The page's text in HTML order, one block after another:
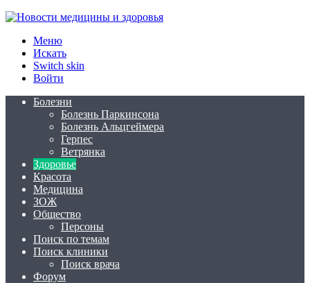
Меню
Искать
Switch skin
Войти
Болезни
Болезнь Паркинсона
Болезнь Альцгеймера
Герпес
Ветрянка
Здоровье
Красота
Медицина
ЗОЖ
Общество
Персоны
Поиск по темам
Поиск клиники
Поиск врача
Форум